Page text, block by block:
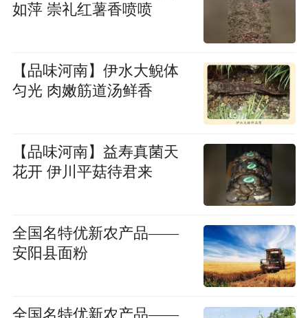
如萍 崇礼红薯香喷喷
【品味河南】伊水大鲵体
匀光 肉嫩筋道汤鲜香
【品味河南】益寿真菌天
花开 伊川平菇待君来
全国名特优新农产品——
安阳县面粉
全国名特优新农产品——